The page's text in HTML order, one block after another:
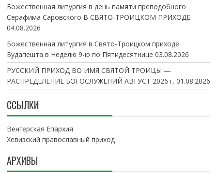
Божественная литургия в день памяти преподобного
Серафима Саровского В СВЯТО-ТРОИЦКОМ ПРИХОДЕ
04.08.2026
Божественная литургия в Свято-Троицком приходе
Будапешта в Неделю 9-ю по Пятидесятнице 03.08.2026
РУССКИЙ ПРИХОД ВО ИМЯ СВЯТОЙ ТРОИЦЫ —
РАСПРЕДЕЛЕНИЕ БОГОСЛУЖЕНИЙ АВГУСТ 2026 г. 01.08.2026
ССЫЛКИ
Венгерская Епархия
Хевизский православный приход
АРХИВЫ